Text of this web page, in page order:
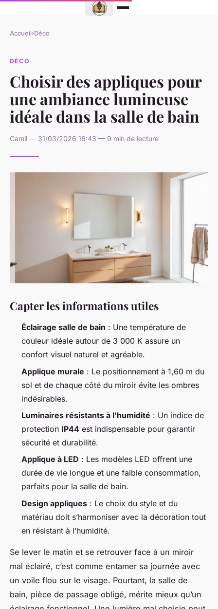
Accueil›Déco
DÉCO
Choisir des appliques pour
une ambiance lumineuse
idéale dans la salle de bain
Camil — 31/03/2026 16:43 — 9 min de lecture
Capter les informations utiles
Éclairage salle de bain : Une température de
couleur idéale autour de 3 000 K assure un
confort visuel naturel et agréable.
Applique murale : Le positionnement à 1,60 m du
sol et de chaque côté du miroir évite les ombres
indésirables.
Luminaires résistants à l'humidité : Un indice de
protection IP44 est indispensable pour garantir
sécurité et durabilité.
Applique à LED : Les modèles LED offrent une
durée de vie longue et une faible consommation,
parfaits pour la salle de bain.
Design appliques : Le choix du style et du
matériau doit s’harmoniser avec la décoration tout
en résistant à l’humidité.
Se lever le matin et se retrouver face à un miroir
mal éclairé, c’est comme entamer sa journée avec
un voile flou sur le visage. Pourtant, la salle de
bain, pièce de passage obligé, mérite mieux qu’un